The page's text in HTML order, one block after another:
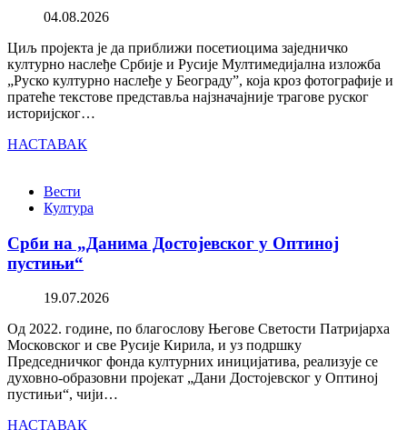
04.08.2026
Циљ пројекта је да приближи посетиоцима заједничко
културно наслеђе Србије и Русије Мултимедијална изложба
„Руско културно наслеђе у Београду”, која кроз фотографије и
пратеће текстове представља најзначајније трагове руског
историјског…
НАСТАВАК
Вести
Култура
Срби на „Данима Достојевског у Оптиној
пустињи“
19.07.2026
Од 2022. године, по благослову Његове Светости Патријарха
Московског и све Русије Кирила, и уз подршку
Председничког фонда културних иницијатива, реализује се
духовно-образовни пројекат „Дани Достојевског у Оптиној
пустињи“, чији…
НАСТАВАК